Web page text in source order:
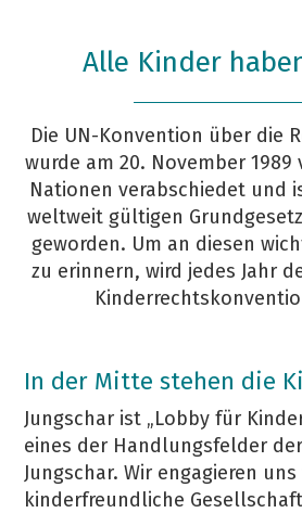
Alle Kinder
Die UN-Konvention über die
wurde am 20. November 1989
Nationen verabschiedet und
weltweit gültigen
geworden. Um an diesen
zu erinnern, wird jedes Jahr
In der Mitte stehen die
Jungschar ist „Lobby für
eines der Handlungsfelder
Jungschar. Wir engagieren
kinderfreundliche